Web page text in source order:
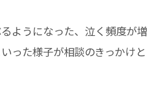
ようになった、泣く頻度が増
った様子が相談のきっかけと